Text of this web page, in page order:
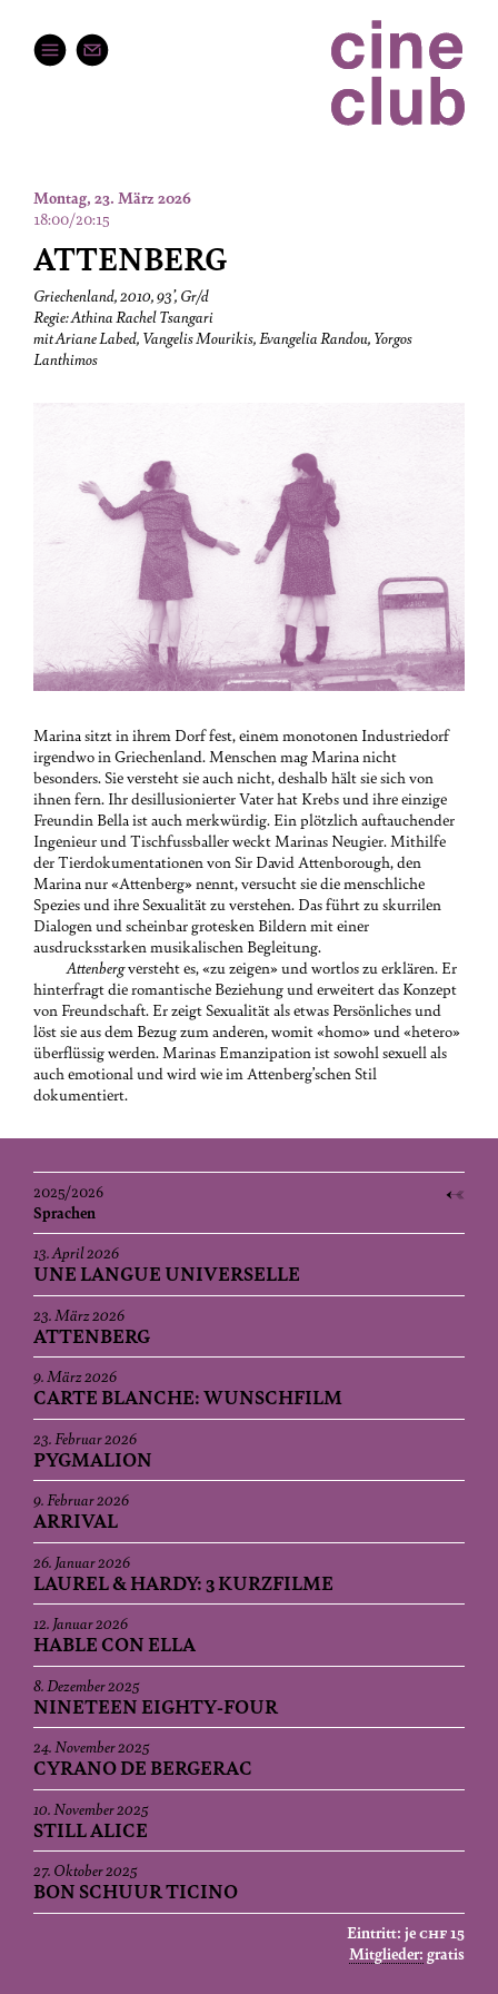
Montag, 23. März 2026
18:00/20:15
ATTENBERG
Griechenland, 2010, 93’, Gr/d
Regie: Athina Rachel Tsangari
mit Ariane Labed, Vangelis Mourikis, Evangelia Randou, Yorgos
Lanthimos
Marina sitzt in ihrem Dorf fest, einem monotonen Industriedorf
irgendwo in Griechenland. Menschen mag Marina nicht
besonders. Sie versteht sie auch nicht, deshalb hält sie sich von
ihnen fern. Ihr desillusionierter Vater hat Krebs und ihre einzige
Freundin Bella ist auch merkwürdig. Ein plötzlich auftauchender
Ingenieur und Tischfussballer weckt Marinas Neugier. Mithilfe
der Tierdokumentationen von Sir David Attenborough, den
Marina nur «Attenberg» nennt, versucht sie die menschliche
Spezies und ihre Sexualität zu verstehen. Das führt zu skurrilen
Dialogen und scheinbar grotesken Bildern mit einer
ausdrucksstarken musikalischen Begleitung.
Attenbergversteht es, «zu zeigen» und wortlos zu erklären. Er
hinterfragt die romantische Beziehung und erweitert das Konzept
von Freundschaft. Er zeigt Sexualität als etwas Persönliches und
löst sie aus dem Bezug zum anderen, womit «homo» und «hetero»
überflüssig werden. Marinas Emanzipation ist sowohl sexuell als
auch emotional und wird wie im Attenberg’schen Stil
dokumentiert.
2025/2026
Sprachen
13. April 2026
UNE LANGUE UNIVERSELLE
23. März 2026
ATTENBERG
9. März 2026
CARTE BLANCHE: WUNSCHFILM
23. Februar 2026
PYGMALION
9. Februar 2026
ARRIVAL
26. Januar 2026
LAUREL & HARDY: 3 KURZFILME
12. Januar 2026
HABLE CON ELLA
8. Dezember 2025
NINETEEN EIGHTY-FOUR
24. November 2025
CYRANO DE BERGERAC
10. November 2025
STILL ALICE
27. Oktober 2025
BON SCHUUR TICINO
Eintritt: jeCHF15
Mitglieder: gratis